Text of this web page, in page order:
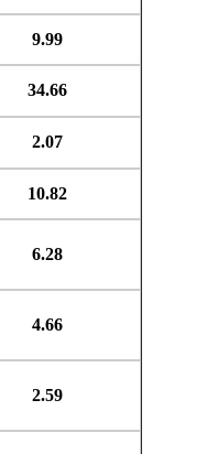
9.99
34.66
2.07
10.82
6.28
4.66
2.59